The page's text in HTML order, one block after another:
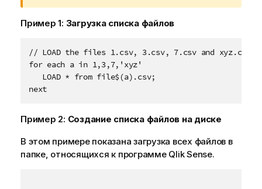
ч
а
е
к
д
п
р
Пример 1: Загрузка списка файлов
// LOAD the files 1.csv, 3.csv, 7.csv and xyz.csv
for each a in 1,3,7,'xyz'
   LOAD * from file$(a).csv;
next
Пример 2: Создание списка файлов на диске
В этом примере показана загрузка всех файлов в
папке, относящихся к программе Qlik Sense.